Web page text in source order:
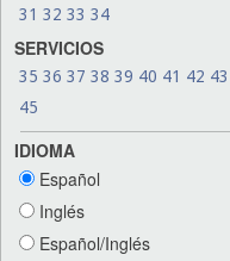
31 32 33 34
SERVICIOS
35 36 37 38 39 40 41 42 43
45
IDIOMA
Español
Inglés
Español/Inglés